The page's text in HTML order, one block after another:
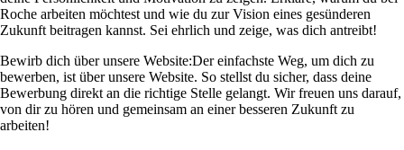
Roche arbeiten möchtest und wie du zur Vision eines gesünderen
Zukunft beitragen kannst. Sei ehrlich und zeige, was dich antreibt!
Bewirb dich über unsere Website:Der einfachste Weg, um dich zu
bewerben, ist über unsere Website. So stellst du sicher, dass deine
Bewerbung direkt an die richtige Stelle gelangt. Wir freuen uns darauf,
von dir zu hören und gemeinsam an einer besseren Zukunft zu
arbeiten!